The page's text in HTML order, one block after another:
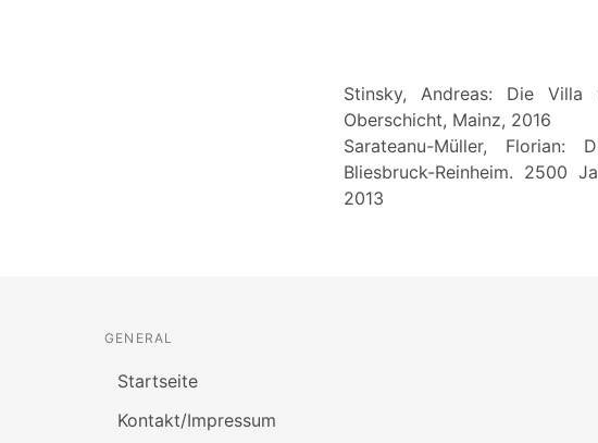
Stinsky, Andreas: Die Villa
Oberschicht, Mainz, 2016
Sarateanu-Müller, Florian:
Bliesbruck-Reinheim. 2500
2013
GENERAL
Startseite
Kontakt/Impressum